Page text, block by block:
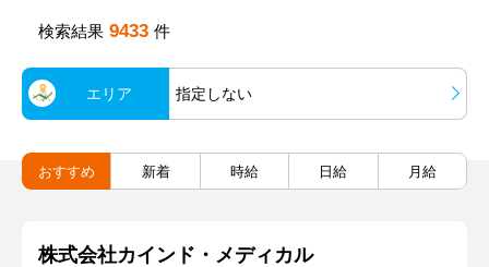
検索結果 9433 件
エリア 指定しない
おすすめ 新着 時給 日給 月給
株式会社カインド・メディカル